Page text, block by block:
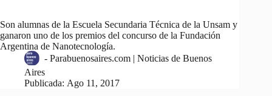
Son alumnas de la Escuela Secundaria Técnica de la Unsam y
ganaron uno de los premios del concurso de la Fundación
Argentina de Nanotecnología.
- Parabuenosaires.com | Noticias de Buenos
Aires
Publicada: Ago 11, 2017